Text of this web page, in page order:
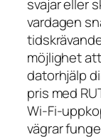
svajar eller
vardagen
möjlighet
datorhjälp
pris med
Wi-Fi-
vägrar